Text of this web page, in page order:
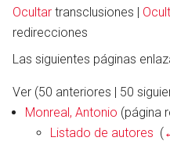
Abrir menú principal
Ocultar transclusiones |
redirecciones
Las siguientes páginas
Ver (50 anteriores | 50
Monreal, Antonio (página
Listado de autores (